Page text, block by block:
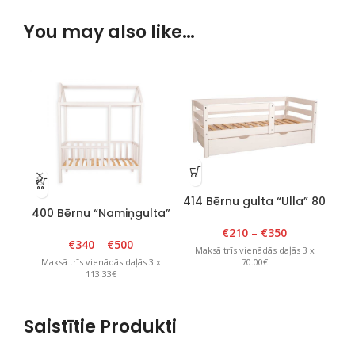
You may also like…
400 Bērnu “Namiņgulta”
Balta
€340 – €500
Maksā trīs vienādās daļās 3 x
113.33€
414 Bērnu gulta “Ulla” 80
€210 – €350
Maksā trīs vienādās daļās 3 x
70.00€
Saistītie Produkti